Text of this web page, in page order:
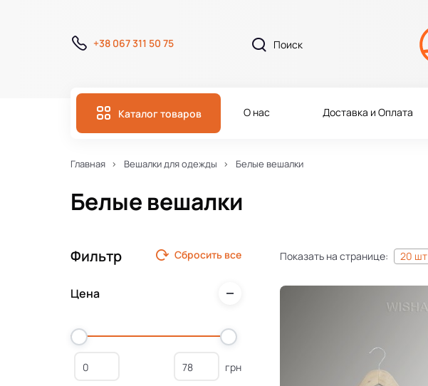
+38 067 311 50 75
Каталог товаров О нас Доставка и Оплата
Главная Вешалки для одежды Белые вешалки
Белые вешалки
Фильтр Сбросить все
Цена
грн
Показать на странице: 20 шт